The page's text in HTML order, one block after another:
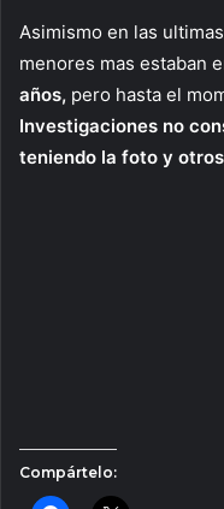
Asimismo en las
menores mas estaban
años, pero hasta el
Investigaciones no
teniendo la foto y
Compártelo: